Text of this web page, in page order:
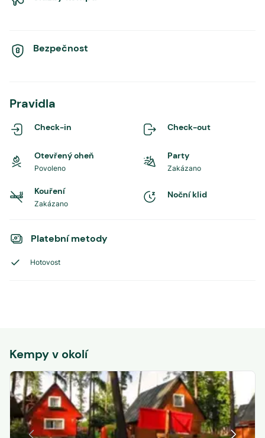
Bezpečnost
Pravidla
Check-in Check-out
Otevřený oheň
Povoleno
Party
Zakázano
Kouření
Zakázano
Noční klid
Platební metody
Hotovost
Kempy v okolí